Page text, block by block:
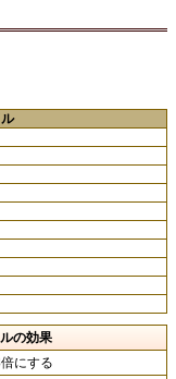
の効果
にする